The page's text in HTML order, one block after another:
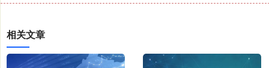
相关文章